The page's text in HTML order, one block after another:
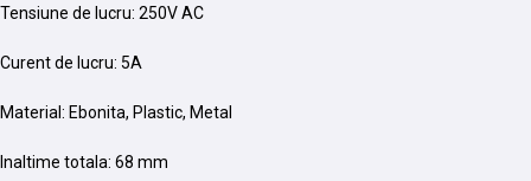
Tensiune de lucru: 250V AC
Curent de lucru: 5A
Material: Ebonita, Plastic, Metal
Inaltime totala: 68 mm